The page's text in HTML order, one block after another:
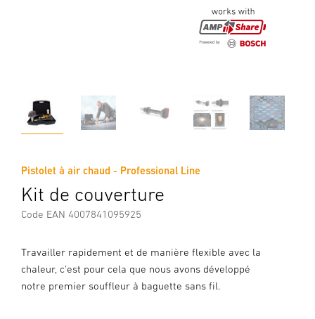
Pistolet à air chaud - Professional Line
Kit de couverture
Code EAN 4007841095925
Travailler rapidement et de manière flexible avec la
chaleur, c'est pour cela que nous avons développé
notre premier souffleur à baguette sans fil.